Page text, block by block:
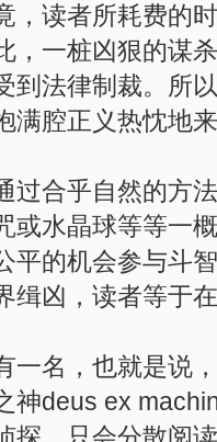
，读者所耗费的
，一桩凶狠的谋
到法律制裁。所
满腔正义热忱地
过合乎自然的方
或水晶球等等一
平的机会参与斗
缉凶，读者等于
一名，也就是说
神deus ex